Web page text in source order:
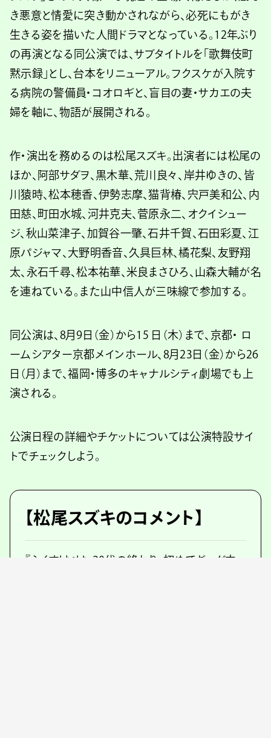
き悪意と情愛に突き動かされながら、必死にもがき
生きる姿を描いた人間ドラマとなっている。12年ぶり
の再演となる同公演では、サブタイトルを「歌舞伎町
黙示録」とし、台本をリニューアル。フクスケが入院す
る病院の警備員・コオロギと、盲目の妻・サカエの夫
婦を軸に、物語が展開される。
作・演出を務めるのは松尾スズキ。出演者には松尾の
ほか、阿部サダヲ、黒木華、荒川良々、岸井ゆきの、皆
川猿時、松本穂香、伊勢志摩、猫背椿、宍戸美和公、内
田慈、町田水城、河井克夫、菅原永二、オクイシュー
ジ、秋山菜津子、加賀谷一肇、石井千賀、石田彩夏、江
原パジャマ、大野明香音、久具巨林、橘花梨、友野翔
太、永石千尋、松本祐華、米良まさひろ、山森大輔が名
を連ねている。また山中信人が三味線で参加する。
同公演は、8月9日（金）から15 日（木）まで、京都・ ロ
ームシアター京都メインホール、8月23日（金）から26
日（月）まで、福岡・博多のキャナルシティ劇場でも上
演される。
公演日程の詳細やチケットについては公演特設サイ
トでチェックしよう。
【松尾スズキのコメント】
『ふくすけ』は、20代の終わり、初めてギャグ中